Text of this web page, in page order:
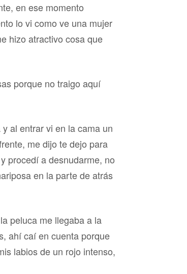
en ese momento
lo vi como ve una mujer
hizo atractivo cosa que
porque no traigo aquí
al entrar vi en la cama un
me dijo te dejo para
procedí a desnudarme, no
en la parte de atrás
peluca me llegaba a la
ahí caí en cuenta porque
labios de un rojo intenso,